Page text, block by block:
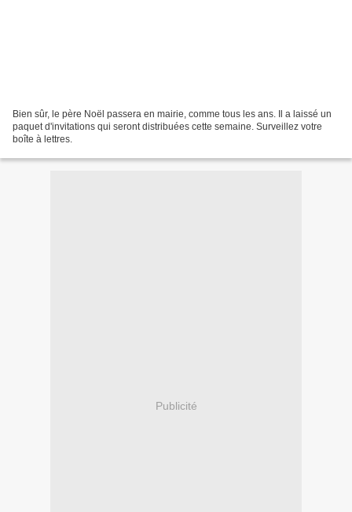
Bien sûr, le père Noël passera en mairie, comme tous les ans. Il a laissé un
paquet d'invitations qui seront distribuées cette semaine. Surveillez votre
boîte à lettres.
Publicité